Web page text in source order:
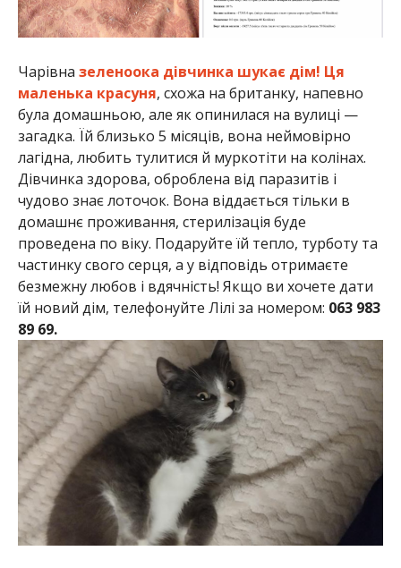
Чарівна зеленоока дівчинка шукає дім! Ця
маленька красуня, схожа на британку, напевно
була домашньою, але як опинилася на вулиці —
загадка. Їй близько 5 місяців, вона неймовірно
лагідна, любить тулитися й муркотіти на колінах.
Дівчинка здорова, оброблена від паразитів і
чудово знає лоточок. Вона віддається тільки в
домашнє проживання, стерилізація буде
проведена по віку. Подаруйте їй тепло, турботу та
частинку свого серця, а у відповідь отримаєте
безмежну любов і вдячність! Якщо ви хочете дати
їй новий дім, телефонуйте Лілі за номером: 063 983
89 69.